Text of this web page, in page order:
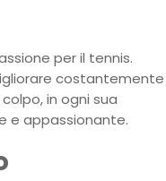
per il tennis.
costantemente
in ogni sua
e appassionante.